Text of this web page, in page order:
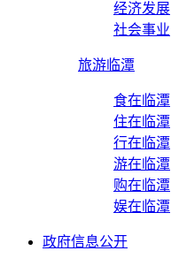
经济发展
社会事业
旅游临潭
食在临潭
住在临潭
行在临潭
游在临潭
购在临潭
娱在临潭
政府信息公开